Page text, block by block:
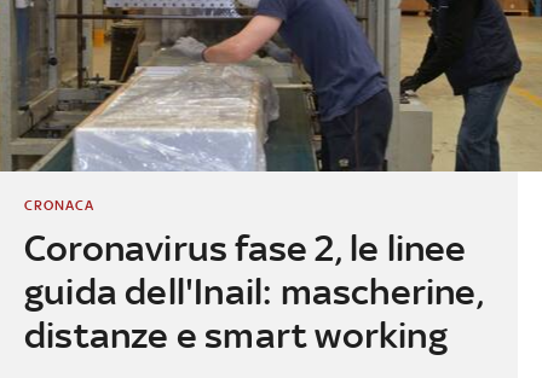
Coronavirus fase 2, le linee
guida dell'Inail: mascherine,
distanze e smart working
CRONACA